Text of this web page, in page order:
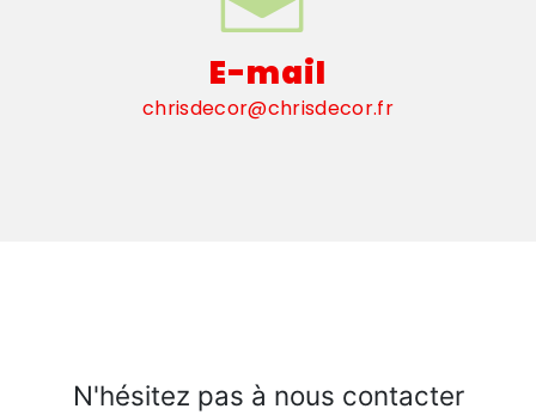
E-mail
chrisdecor@chrisdecor.fr
N'hésitez pas à nous contacter